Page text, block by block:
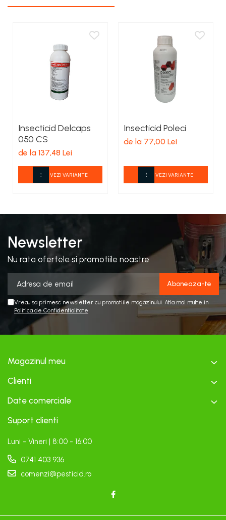
Insecticid Delcaps
050 CS
de la 137,48 Lei
VEZI VARIANTE
Insecticid Poleci
de la 77,00 Lei
VEZI VARIANTE
Newsletter
Nu rata ofertele si promotiile noastre
Vreau sa primesc newsletter cu promotiile magazinului. Afla mai multe in
Politica de Confidentialitate
Magazinul meu
Clienti
Date comerciale
Suport clienti
Luni - Vineri | 8:00 - 16:00
0741 403 936
comenzi@pesticid.ro